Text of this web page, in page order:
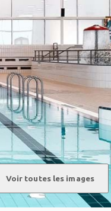
Voir toutes les images